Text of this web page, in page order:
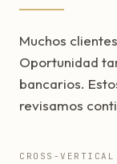
Muchos
Oportunidad
bancarios.
revisamos
CROSS-VERTICAL